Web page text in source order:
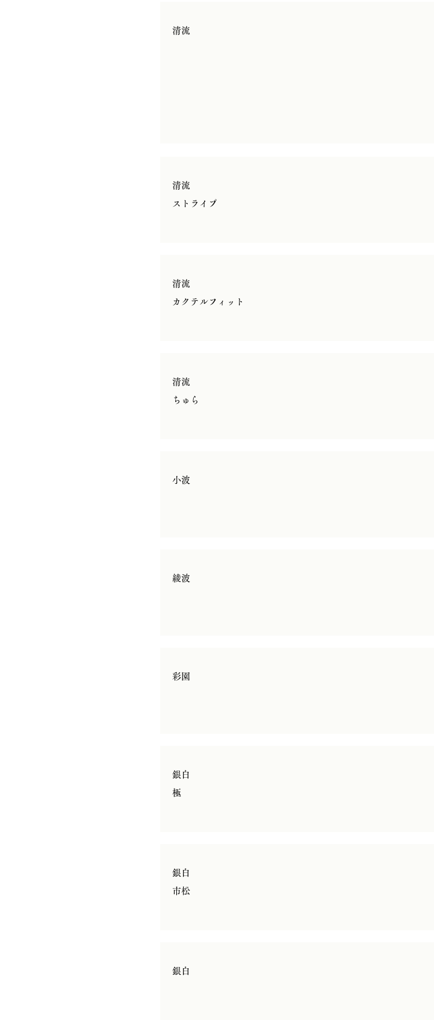
清流
清流
​ストライプ
清流
カクテルフィット
清流
​ちゅら
小波
綾波
彩園
銀白
極
銀白
市松
銀白